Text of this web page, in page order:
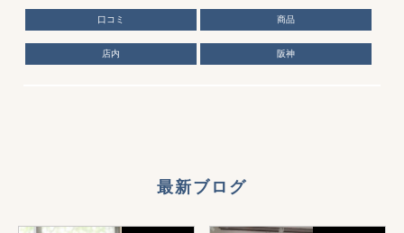
口コミ 商品
店内 阪神
最新ブログ